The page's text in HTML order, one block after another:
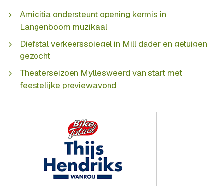
Amicitia ondersteunt opening kermis in
Langenboom muzikaal
Diefstal verkeersspiegel in Mill dader en getuigen
gezocht
Theaterseizoen Myllesweerd van start met
feestelijke previewavond